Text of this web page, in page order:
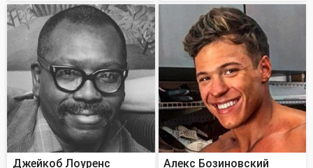
Джейкоб Лоуренс Алекс Бозиновский